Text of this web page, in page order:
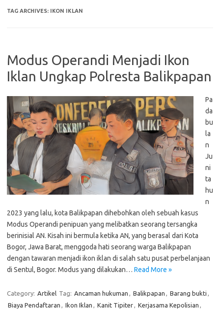
TAG ARCHIVES: IKON IKLAN
Modus Operandi Menjadi Ikon
Iklan Ungkap Polresta Balikpapan
Pa
da
bu
la
n
Ju
ni
ta
hu
n
2023 yang lalu, kota Balikpapan dihebohkan oleh sebuah kasus
Modus Operandi penipuan yang melibatkan seorang tersangka
berinisial AN. Kisah ini bermula ketika AN, yang berasal dari Kota
Bogor, Jawa Barat, menggoda hati seorang warga Balikpapan
dengan tawaran menjadi ikon iklan di salah satu pusat perbelanjaan
di Sentul, Bogor. Modus yang dilakukan… Read More »
Category: Artikel Tag: Ancaman hukuman , Balikpapan , Barang bukti ,
Biaya Pendaftaran , Ikon Iklan , Kanit Tipiter, Kerjasama Kepolisian ,